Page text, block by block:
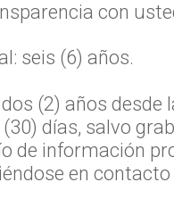
con
seis (6) años.
(2) años
días, salvo
de información
en